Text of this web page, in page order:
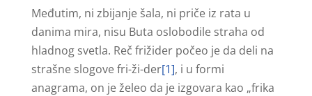
Međutim, ni zbijanje šala, ni priče iz rata u
danima mira, nisu Buta oslobodile straha od
hladnog svetla. Reč frižider počeo je da deli na
strašne slogove fri-ži-der[1], i u formi
anagrama, on je želeo da je izgovara kao „frika